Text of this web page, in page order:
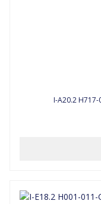
I-A20.2